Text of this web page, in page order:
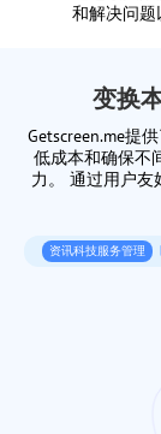
和解决问题
变换
Getscreen.me提
低成本和确保不
力。 通过用户友
资讯科技服务管理